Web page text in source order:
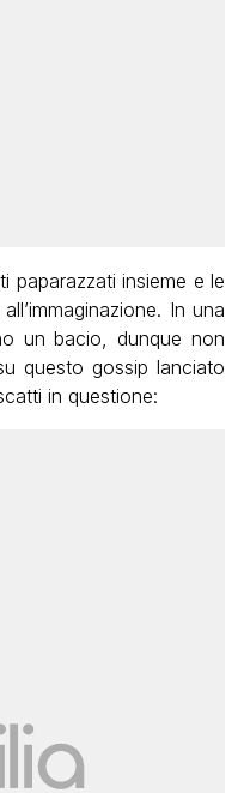
paparazzati insieme e le
In una
un bacio, dunque non
questo gossip lanciato
in questione: